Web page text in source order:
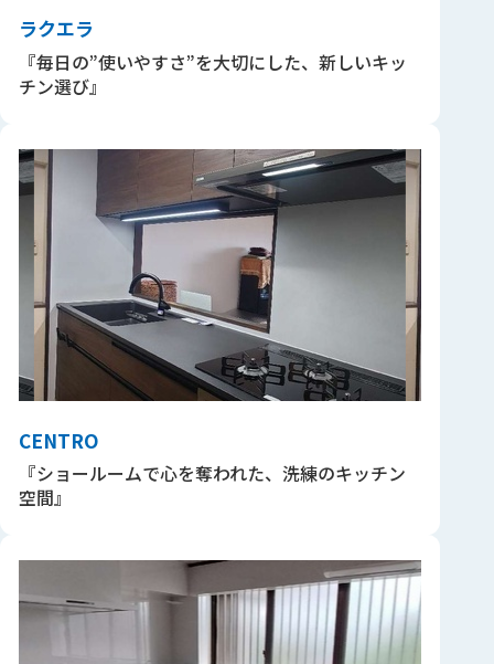
ラクエラ
『毎日の”使いやすさ”を大切にした、新しいキッ
チン選び』
CENTRO
『ショールームで心を奪われた、洗練のキッチン
空間』